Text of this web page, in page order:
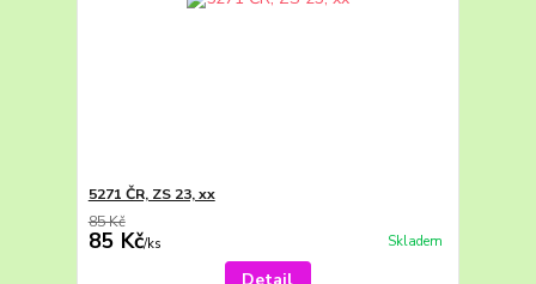
5271 ČR, ZS 23, xx
85 Kč
85 Kč/ks Skladem